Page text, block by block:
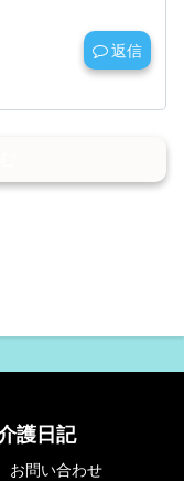
返信
護日記
お問い合わせ